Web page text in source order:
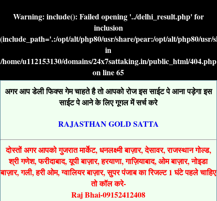
Warning: include(): Failed opening '../delhi_result.php' for
inclusion
(include_path='.:/opt/alt/php80/usr/share/pear:/opt/alt/php80/
in
/home/u112153130/domains/24x7sattaking.in/public_html/404.php
on line65
अगर आप डेली फिक्स गेम चाहते है तो आपको रोज इस साईट पे आना पड़ेगा इस
साईट पे आने के लिए गूगल में सर्च करे
RAJASTHAN GOLD SATTA
दोस्तों अगर आपको गुजरात मार्केट, धनलक्ष्मी बाज़ार, देसावर, राजस्थान गोल्ड,
श्री गणेश, फरीदाबाद, यूपी बाज़ार, हरयाणा, गाज़ियाबाद, ओम बाज़ार, नोइडा
बाज़ार, गली, हरी ओम, ग्वालियर बाज़ार, सुपर पंजाब का रिजल्ट 1 घंटे पहले चाहिए
तो कॉल करे-
Raj Bhai-09152412408